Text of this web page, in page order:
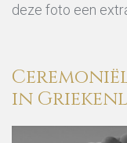
deze foto een
in